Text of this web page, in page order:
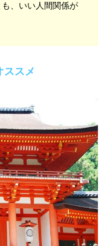
、いい人間関係が
ススメ